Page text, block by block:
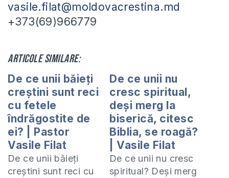
vasile.filat@moldovacrestina.md
+373(69)966779
Articole similare:
De ce unii băieți
creștini sunt reci
cu fetele
îndrăgostite de
ei? | Pastor
Vasile Filat
De ce unii băieți
creștini sunt reci cu
De ce unii nu
cresc spiritual,
deși merg la
biserică, citesc
Biblia, se roagă?
| Vasile Filat
De ce unii nu cresc
spiritual? Deși merg